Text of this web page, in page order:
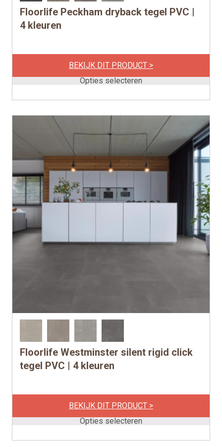
Floorlife Peckham dryback tegel PVC |
4 kleuren
BEKIJK DIT PRODUCT >
Opties selecteren
Dit
product
Deze
kan
gekozen
productpagina
Floorlife Westminster silent rigid click
tegel PVC | 4 kleuren
BEKIJK DIT PRODUCT >
Opties selecteren
Dit
product
Deze
kan